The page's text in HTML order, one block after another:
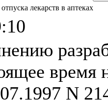
лекарств в аптеках
время
N